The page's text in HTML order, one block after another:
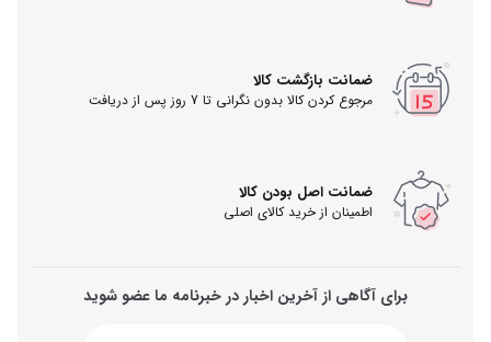
ضمانت بازگشت کالا
مرجوع کردن کالا بدون نگرانی تا 7 روز پس از دریافت
ضمانت اصل بودن کالا
اطمینان از خرید کالای اصلی
برای آگاهی از آخرین اخبار در خبرنامه ما عضو شوید